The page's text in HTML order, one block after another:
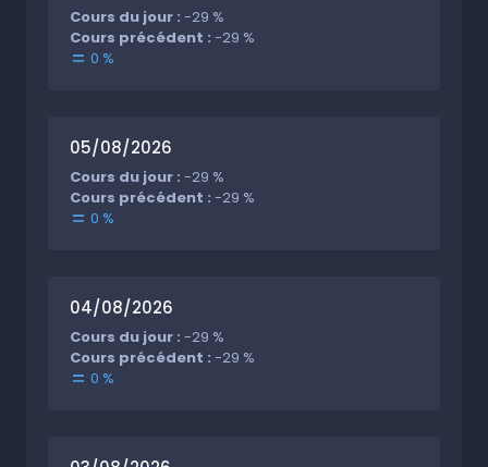
Cours du jour : -29 %
Cours précédent : -29 %
0 %
05/08/2026
Cours du jour : -29 %
Cours précédent : -29 %
0 %
04/08/2026
Cours du jour : -29 %
Cours précédent : -29 %
0 %